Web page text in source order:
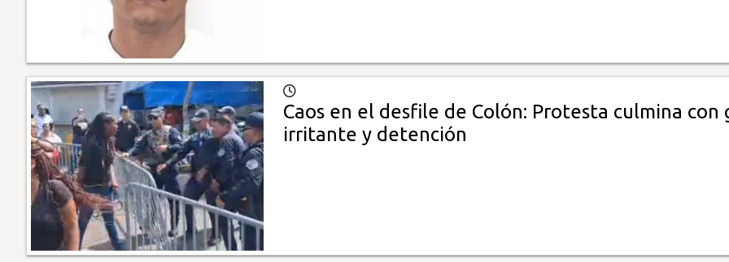
Caos en el desfile de Colón: Protesta culmina con
irritante y detención